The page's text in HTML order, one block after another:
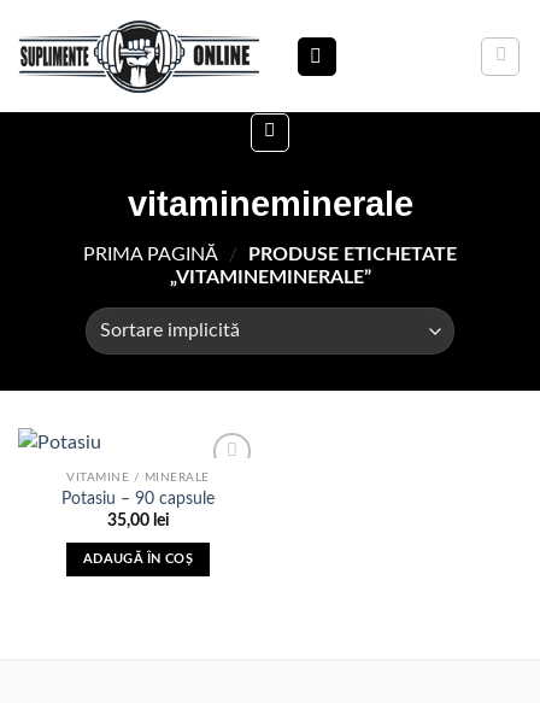
content
vitamineminerale
PRIMA PAGINĂ /
PRODUSE ETICHETATE
„VITAMINEMINERALE”
in Lista
dorinte
VITAMINE / MINERALE
Potasiu – 90 capsule
35,00 lei
ADAUGĂ ÎN COȘ